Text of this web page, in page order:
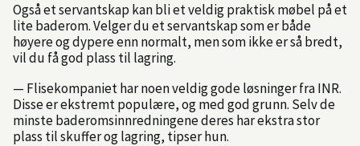
Også et servantskap kan bli et veldig praktisk møbel på et
lite baderom. Velger du et servantskap som er både
høyere og dypere enn normalt, men som ikke er så bredt,
vil du få god plass til lagring.
— Flisekompaniet har noen veldig gode løsninger fra INR.
Disse er ekstremt populære, og med god grunn. Selv de
minste baderomsinnredningene deres har ekstra stor
plass til skuffer og lagring, tipser hun.